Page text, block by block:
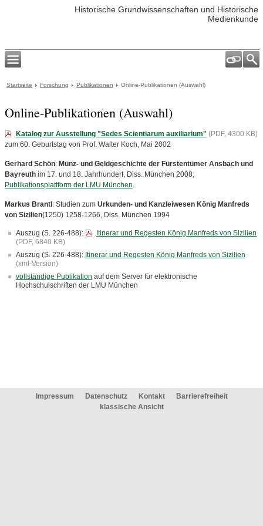
Historische Grundwissenschaften und Historische
Medienkunde
Startseite Forschung Publikationen Online-Publikationen (Auswahl)
Online-Publikationen (Auswahl)
Katalog zur Ausstellung "Sedes Scientiarum auxiliarium" (PDF, 4300 KB)
zum 60. Geburtstag von Prof. Walter Koch, Mai 2002
Gerhard Schön: Münz- und Geldgeschichte der Fürstentümer Ansbach und
Bayreuth im 17. und 18. Jahrhundert, Diss. München 2008;
Publikationsplattform der LMU München.
Markus Brantl : Studien zum Urkunden- und Kanzleiwesen König Manfreds
von Sizilien(1250) 1258-1266, Diss. München 1994
Auszug (S. 226-488):
Itinerar und Regesten König Manfreds von Sizilien
(PDF, 6840 KB)
Auszug (S. 226-488): Itinerar und Regesten König Manfreds von Sizilien
(xml-Version)
vollständige Publikation auf dem Server für elektronische
Hochschulschriften der LMU München
Impressum Datenschutz Kontakt
Barrierefreiheit
klassische Ansicht